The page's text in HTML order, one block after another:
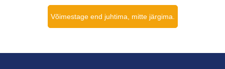
Võimestage end juhtima, mitte järgima.